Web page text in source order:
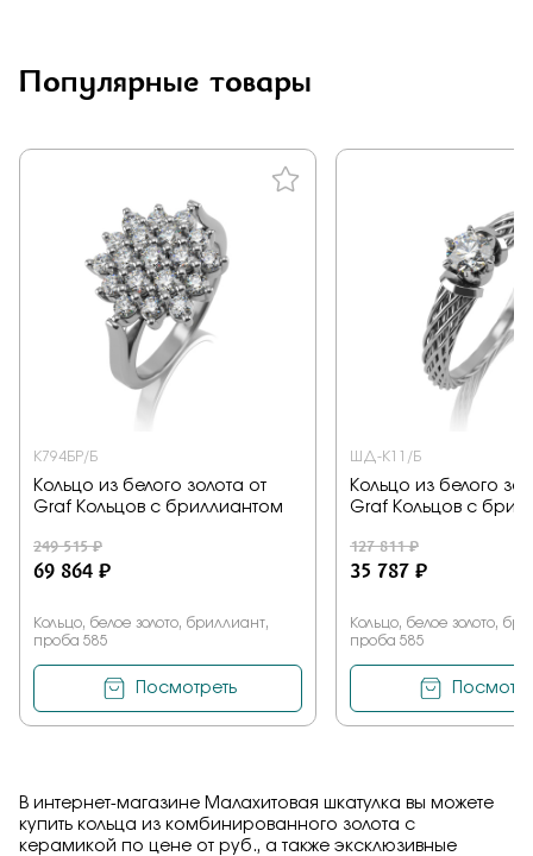
Популярные товары
К794БР/Б
Кольцо из белого золота от
Graf Кольцов с бриллиантом
249 515 ₽
69 864 ₽
Кольцо, белое золото, бриллиант,
проба 585
Посмотреть
ШД-К11/Б
Кольцо из белого
Graf Кольцов с
127 811 ₽
35 787 ₽
Кольцо, белое золото,
проба 585
В интернет-магазине Малахитовая шкатулка вы можете
купить кольца из комбинированного золота с
керамикой по цене от руб., а также эксклюзивные
Подтверждаю, что я ознакомлен и согласен с условиями
политики конфиденциальности
Отправить